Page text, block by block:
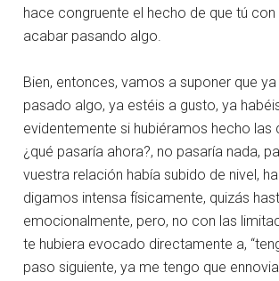
hace congruente el hecho de que tú con
acabar pasando algo.
Bien, entonces, vamos a suponer que
pasado algo, ya estéis a gusto, ya
evidentemente si hubiéramos hecho las
¿qué pasaría ahora?, no pasaría nada,
vuestra relación había subido de nivel,
digamos intensa físicamente, quizás
emocionalmente, pero, no con las
te hubiera evocado directamente a,
paso siguiente, ya me tengo que